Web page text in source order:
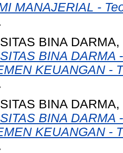
MANAJERIAL -
BINA
BINA DARMA
KEUANGAN -
BINA
BINA DARMA
KEUANGAN -